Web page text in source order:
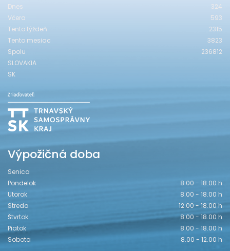
Dnes
324
Včera
593
Tento týždeň
2315
Tento mesiac
3823
Spolu
236812
SLOVAKIA
SK
Výpožičná doba
Senica
Pondelok
8.00 - 18.00 h
Utorok
8.00 - 18.00 h
Streda
12.00 - 18.00 h
Štvrtok
8.00 - 18.00 h
Piatok
8.00 - 18.00 h
Sobota
8.00 - 12.00 h